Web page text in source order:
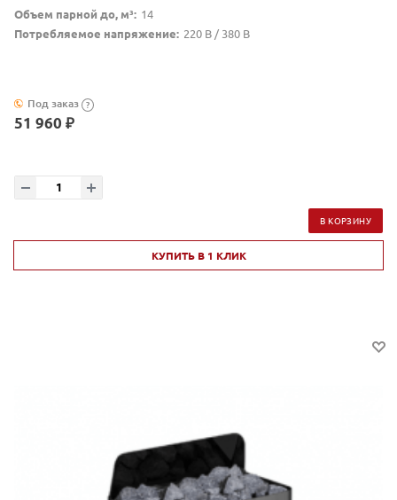
Объем парной до, м³: 14
Потребляемое напряжение: 220 В / 380 В
Под заказ ?
51 960 ₽
В КОРЗИНУ
КУПИТЬ В 1 КЛИК